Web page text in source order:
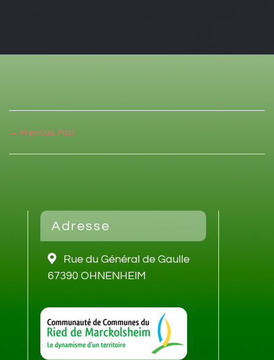
← Previous Post
Adresse
Rue du Général de Gaulle
67390 OHNENHEIM